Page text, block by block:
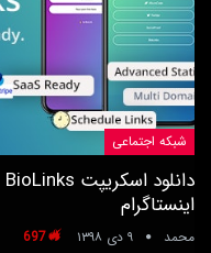
شبکه اجتماعی
اینستاگرام
محمد ۹ دی ۱۳۹۸ 697